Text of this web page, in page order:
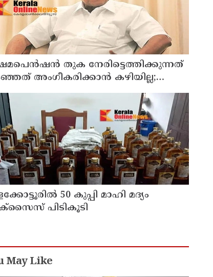
തുക നേരിട്ടെത്തിക്കുന്നത്
അംഗീകരിക്കാൻ കഴിയില്ല;
നടപടിയെ വിമർശിച്ച്
നേതാവ് പിണറായി വിജയൻ
50 കുപ്പി മാഹി മദ്യം
പിടികൂടി
May Like